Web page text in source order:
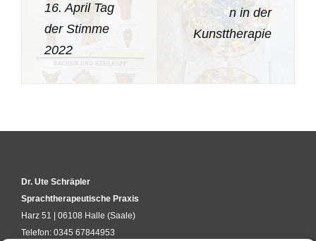
16. April Tag
der Stimme
2022
n in der
Kunsttherapie
Dr. Ute Schräpler
Sprachtherapeutische Praxis
Harz 51 | 06108 Halle (Saale)
Telefon: 0345 67844953